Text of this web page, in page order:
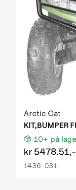
Arctic Cat
KIT,BUMPER
10+ på
kr 5478.51,-
1436-031